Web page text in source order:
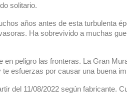
solitario.
años antes de esta turbulenta
Ha sobrevivido a muchas
peligro las fronteras. La Gran
esfuerzas por causar una buena
del 11/08/2022 según fabricante.